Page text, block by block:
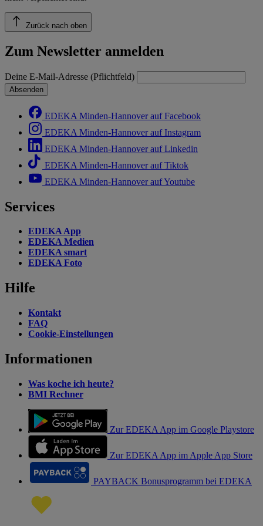
Zurück nach oben
Zum Newsletter anmelden
Deine E-Mail-Adresse (Pflichtfeld)
Absenden
EDEKA Minden-Hannover auf Facebook
EDEKA Minden-Hannover auf Instagram
EDEKA Minden-Hannover auf Linkedin
EDEKA Minden-Hannover auf Tiktok
EDEKA Minden-Hannover auf Youtube
Services
EDEKA App
EDEKA Medien
EDEKA smart
EDEKA Foto
Hilfe
Kontakt
FAQ
Cookie-Einstellungen
Informationen
Was koche ich heute?
BMI Rechner
Zur EDEKA App im Google Playstore
Zur EDEKA App im Apple App Store
PAYBACK Bonusprogramm bei EDEKA